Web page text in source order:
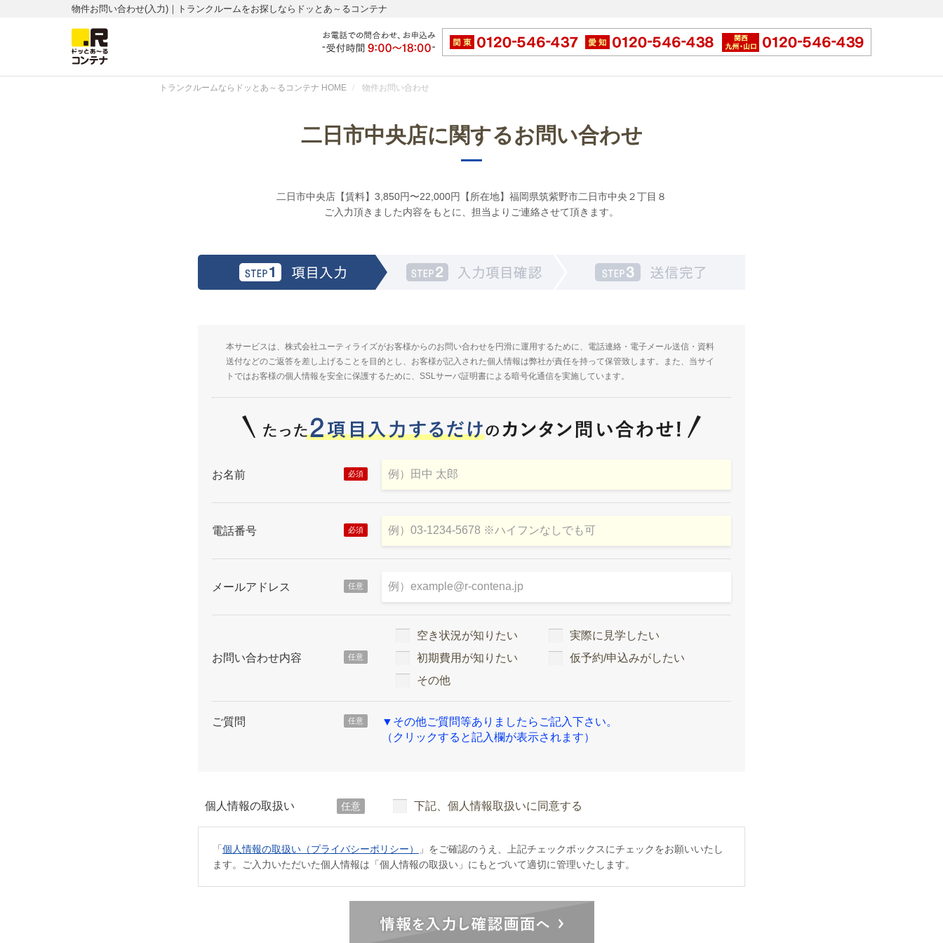
物件お問い合わせ(入力)｜トランクルームをお探しならドッとあ～るコンテナ
トランクルームならドッとあ～るコンテナ HOME 物件お問い合わせ
二日市中央店に関するお問い合わせ
二日市中央店【賃料】3,850円〜22,000円【所在地】福岡県筑紫野市二日市中央２丁目８
ご入力頂きました内容をもとに、担当よりご連絡させて頂きます。
本サービスは、株式会社ユーティライズがお客様からのお問い合わせを円滑に運用するために、電話連絡・電子メール送信・資料
送付などのご返答を差し上げることを目的とし、お客様が記入された個人情報は弊社が責任を持って保管致します。また、当サイ
トではお客様の個人情報を安全に保護するために、SSLサーバ証明書による暗号化通信を実施しています。
お名前 必須
電話番号 必須
メールアドレス 任意
お問い合わせ内容 任意
空き状況が知りたい
実際に見学したい
初期費用が知りたい
仮予約/申込みがしたい
その他
ご質問 任意
▼その他ご質問等ありましたらご記入下さい。
（クリックすると記入欄が表示されます）
個人情報の取扱い 任意 下記、個人情報取扱いに同意する
「 個人情報の取扱い（プライバシーポリシー）
」をご確認のうえ、上記チェックボックスにチェックをお願いいたし
ます。ご入力いただいた個人情報は「個人情報の取扱い」にもとづいて適切に管理いたします。